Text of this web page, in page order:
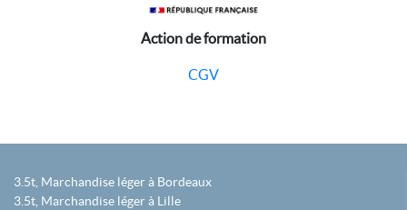
Action de formation
CGV
3.5t, Marchandise léger à Bordeaux
3.5t, Marchandise léger à Lille